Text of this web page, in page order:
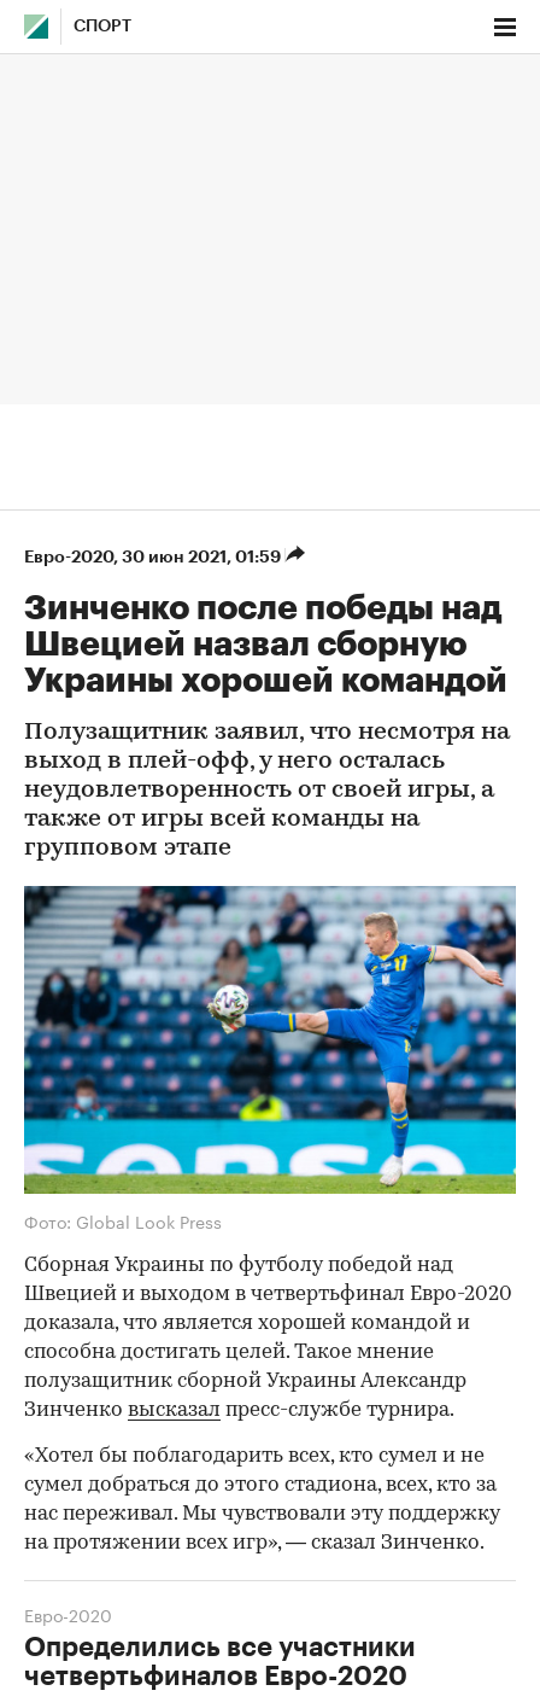
СПОРТ
Евро-2020⁠, 30 июн 2021, 01:59
Зинченко после победы над
Швецией назвал сборную
Украины хорошей командой
Полузащитник заявил, что несмотря на
выход в плей-офф, у него осталась
неудовлетворенность от своей игры, а
также от игры всей команды на
групповом этапе
Фото: Global Look Press
Сборная Украины по футболу победой над
Швецией и выходом в четвертьфинал Евро-2020
доказала, что является хорошей командой и
способна достигать целей. Такое мнение
полузащитник сборной Украины Александр
Зинченко высказал пресс-службе турнира.
«Хотел бы поблагодарить всех, кто сумел и не
сумел добраться до этого стадиона, всех, кто за
нас переживал. Мы чувствовали эту поддержку
на протяжении всех игр», — сказал Зинченко.
Определились все участники
четвертьфиналов Евро-2020
Евро-2020